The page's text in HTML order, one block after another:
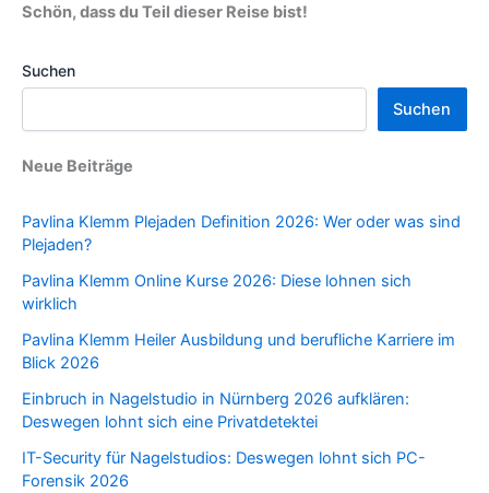
Schön, dass du Teil dieser Reise bist!
Suchen
Suchen
Neue Beiträge
Pavlina Klemm Plejaden Definition 2026: Wer oder was sind
Plejaden?
Pavlina Klemm Online Kurse 2026: Diese lohnen sich
wirklich
Pavlina Klemm Heiler Ausbildung und berufliche Karriere im
Blick 2026
Einbruch in Nagelstudio in Nürnberg 2026 aufklären:
Deswegen lohnt sich eine Privatdetektei
IT-Security für Nagelstudios: Deswegen lohnt sich PC-
Forensik 2026